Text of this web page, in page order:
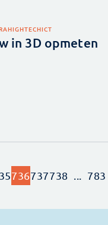
HIGHTECHICT
in 3D opmeten
736737738 783